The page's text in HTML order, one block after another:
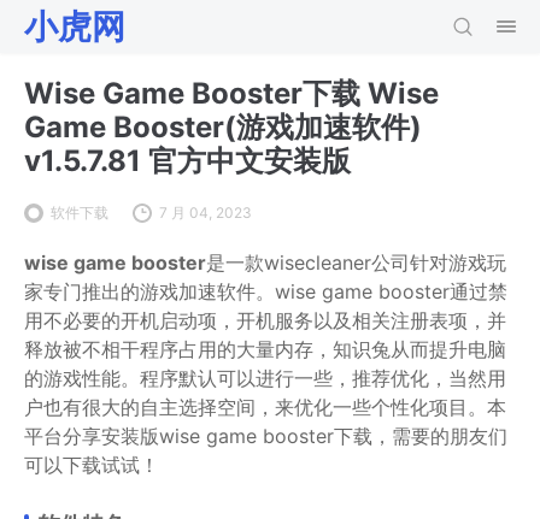
小虎网
Wise Game Booster下载 Wise
Game Booster(游戏加速软件)
v1.5.7.81 官方中文安装版
软件下载 7 月 04, 2023
wise game booster是一款wisecleaner公司针对游戏玩
家专门推出的游戏加速软件。wise game booster通过禁
用不必要的开机启动项，开机服务以及相关注册表项，并
释放被不相干程序占用的大量内存，知识兔从而提升电脑
的游戏性能。程序默认可以进行一些，推荐优化，当然用
户也有很大的自主选择空间，来优化一些个性化项目。本
平台分享安装版wise game booster下载，需要的朋友们
可以下载试试！